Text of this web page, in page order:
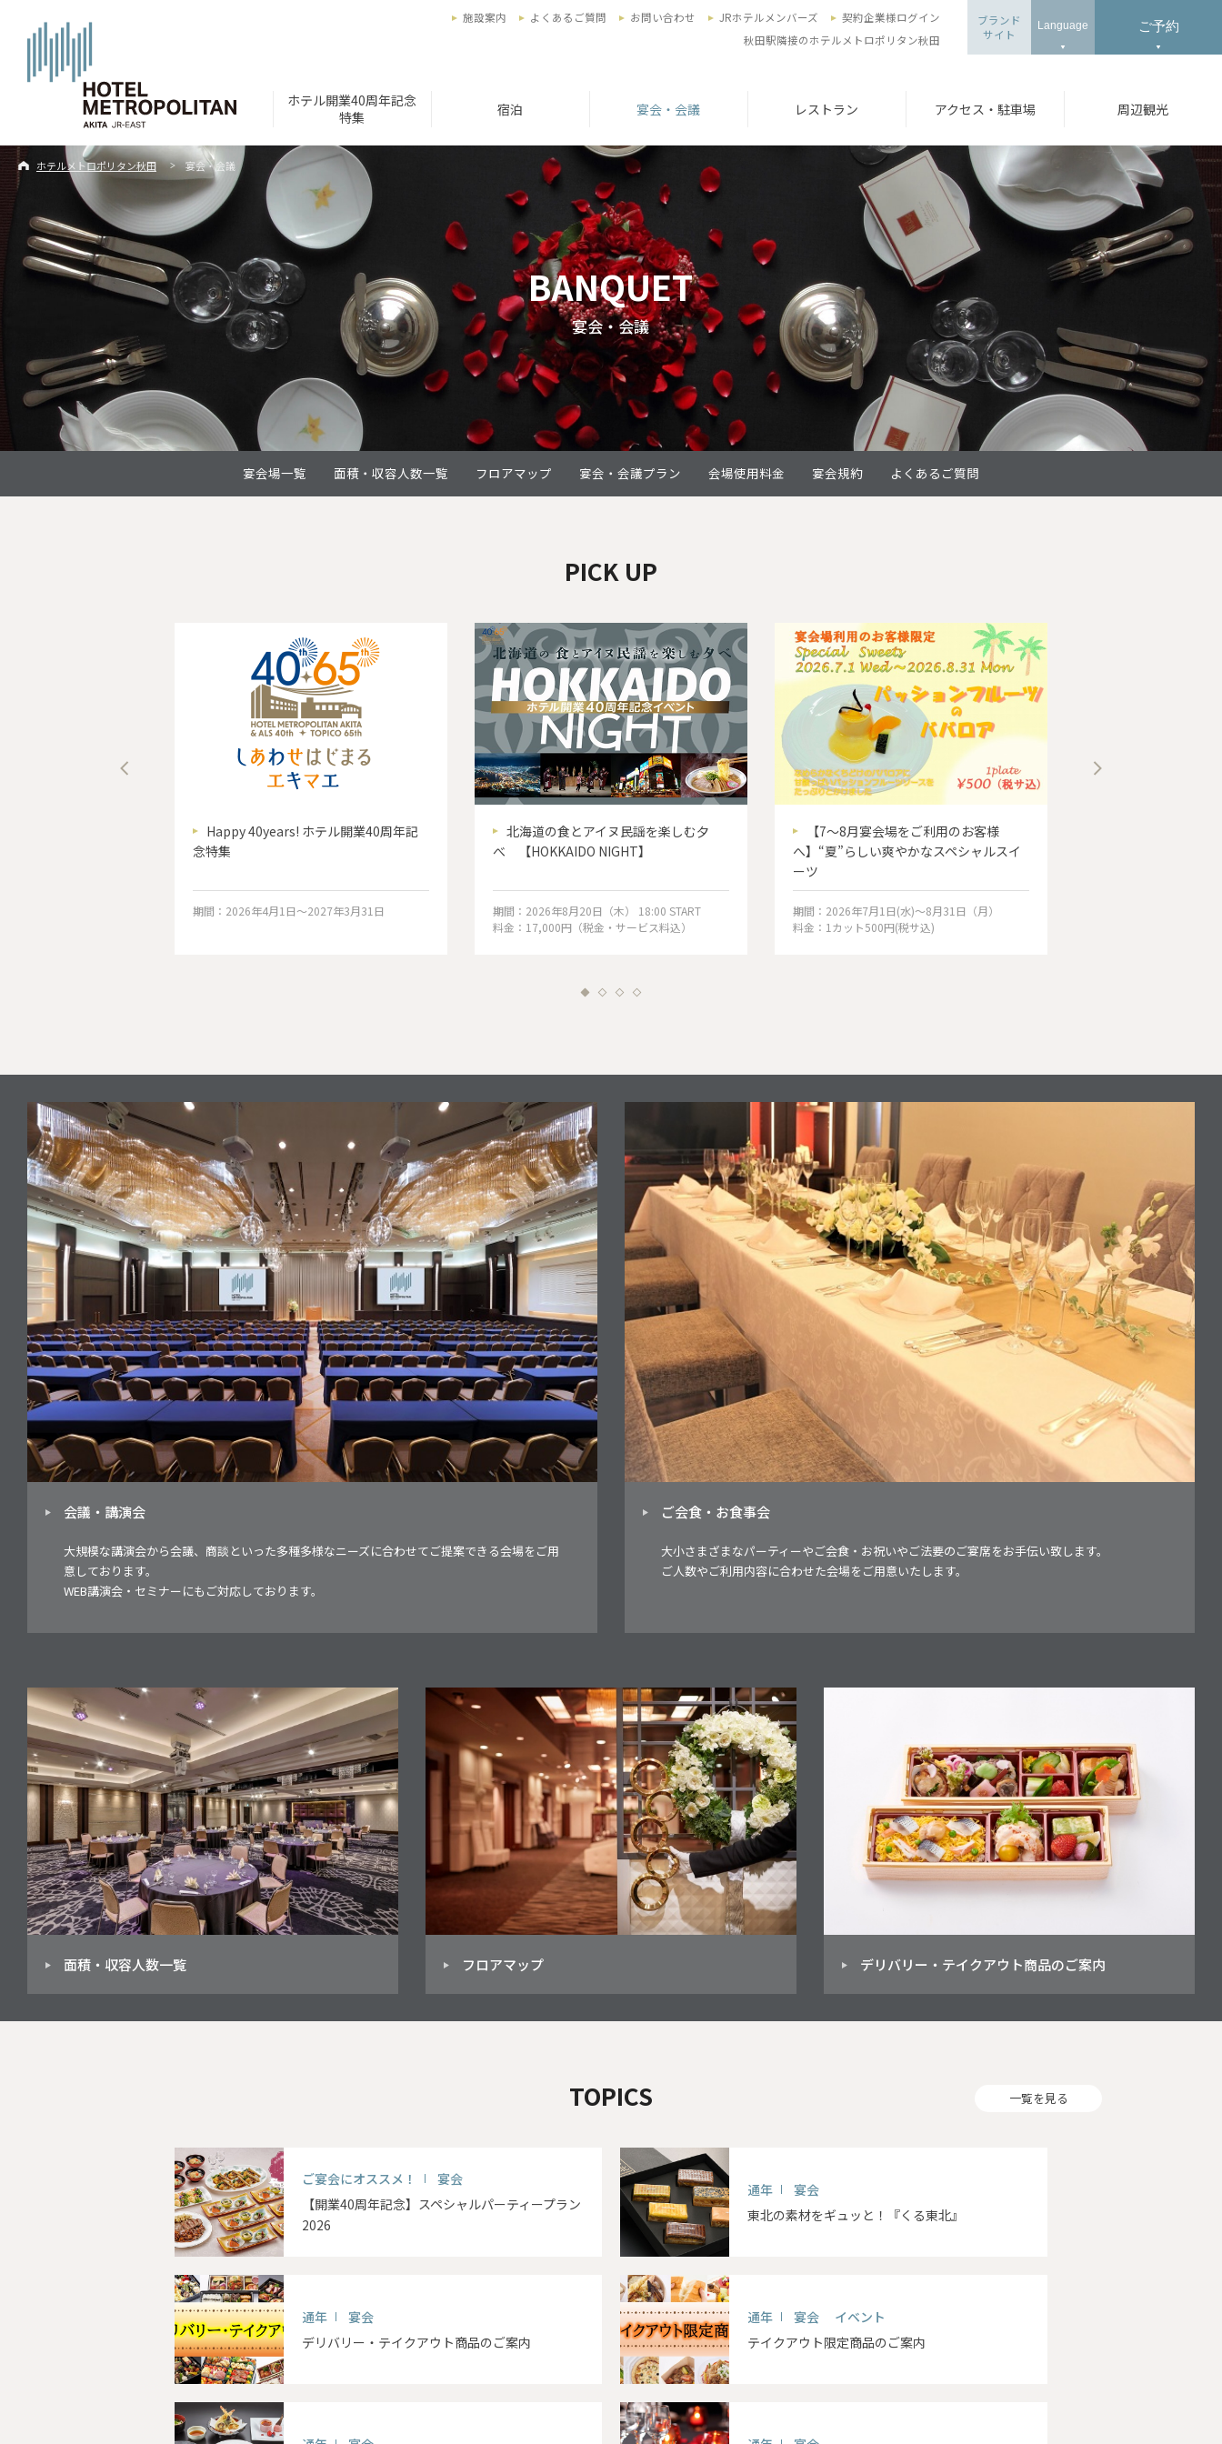
ホテル開業40周年記念
特集
宿泊 宴会・会議 レストラン アクセス・駐車場 周辺観光
施設案内 よくあるご質問 お問い合わせ JRホテルメンバーズ
契約企業様ログイン
秋田駅隣接のホテルメトロポリタン秋田
ブランド
サイト
Language ご予約
BANQUET
宴会・会議
ホテルメトロポリタン秋田 宴会・会議
宴会場一覧 面積・収容人数一覧 フロアマップ 宴会・会議プラン 会場使用料金 宴会規約 よくあるご質問
PICK UP
Happy 40years! ホテル開業40周年記
念特集
期間：2026年4月1日～2027年3月31日
北海道の食とアイヌ民謡を楽しむ夕
べ 【HOKKAIDO NIGHT】
期間：2026年8月20日（木） 18:00 START
料金：17,000円（税金・サービス料込）
【7～8月宴会場をご利用のお客様
へ】“夏”らしい爽やかなスペシャルスイ
ーツ
期間：2026年7月1日(水)～8月31日（月）
料金：1カット500円(税サ込)
Next
1 2 3 4
会議・講演会
大規模な講演会から会議、商談といった多種多様なニーズに合わせてご提案できる会場をご用
意しております。
WEB講演会・セミナーにもご対応しております。
ご会食・お食事会
大小さまざまなパーティーやご会食・お祝いやご法要のご宴席をお手伝い致します。
ご人数やご利用内容に合わせた会場をご用意いたします。
面積・収容人数一覧 フロアマップ デリバリー・テイクアウト商品のご案内
TOPICS 一覧を見る
ご宴会にオススメ！
宴会
【開業40周年記念】スペシャルパーティープラン
2026
通年
宴会
東北の素材をギュッと！『くる東北』
通年
宴会
デリバリー・テイクアウト商品のご案内
通年
宴会 イベント
テイクアウト限定商品のご案内